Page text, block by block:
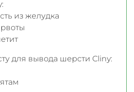
из желудка
для вывода шерсти Cliny: